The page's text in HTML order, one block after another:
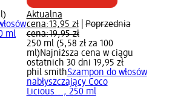
ml
Aktualna
cena:13,95 zł|Poprzednia
cena:19,95 zł
250 ml (5,58 zł za 100
ml)Najniższa cena w ciągu
ostatnich 30 dni 19,95 zł
phil smithSzampon do włosów
nabłyszczający Coco
Licious..., 250 ml